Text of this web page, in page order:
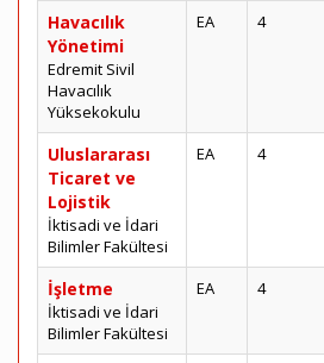
Havacılık
Yönetimi
Edremit Sivil
Havacılık
Yüksekokulu
EA 4
Uluslararası
Ticaret ve
Lojistik
İktisadi ve İdari
Bilimler Fakültesi
EA 4
İşletme
İktisadi ve İdari
Bilimler Fakültesi
EA 4